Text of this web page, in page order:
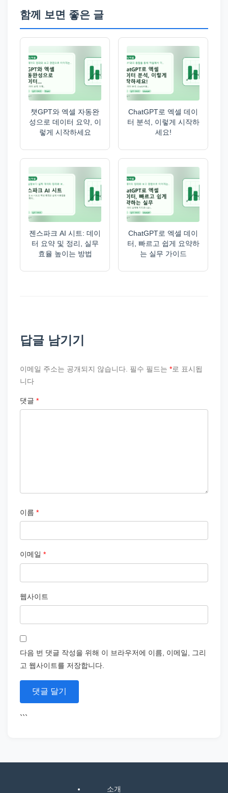
함께 보면 좋은 글
챗GPT와 엑셀 자동완
성으로 데이터 요약, 이
렇게 시작하세요
ChatGPT로 엑셀 데이
터 분석, 이렇게 시작하
세요!
젠스파크 AI 시트: 데이
터 요약 및 정리, 실무
효율 높이는 방법
ChatGPT로 엑셀 데이
터, 빠르고 쉽게 요약하
는 실무 가이드
답글 남기기
이메일 주소는 공개되지 않습니다. 필수 필드는 *로 표시됩
니다
댓글 *
이름 *
이메일 *
웹사이트
다음 번 댓글 작성을 위해 이 브라우저에 이름, 이메일, 그리
고 웹사이트를 저장합니다.
```
소개